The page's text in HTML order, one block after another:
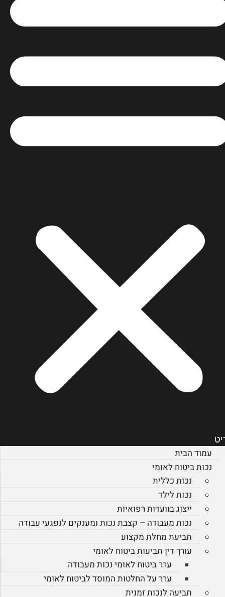
עמוד הבית
נכות ביטוח לאומי
נכות כללית
נכות לילד
ייצוג בוועדות רפואיות
נכות מעבודה – קצבת נכות ומענקים לנפגעי עבודה
תביעת מחלת מקצוע
עורך דין תביעות ביטוח לאומי
ערר ביטוח לאומי נכות מעבודה
ערר על החלטות המוסד לביטוח לאומי
תביעה לנכות זמנית